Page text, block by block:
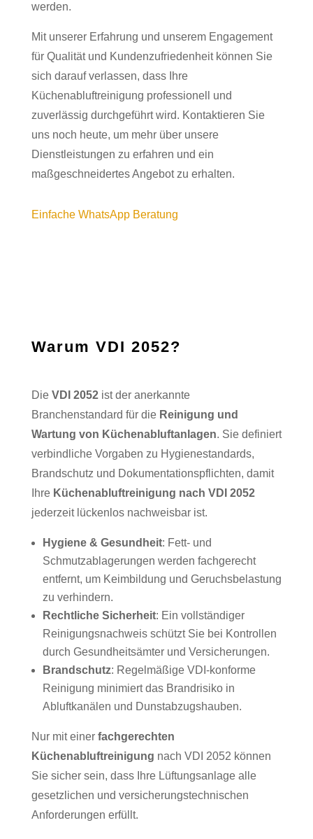
werden.
Mit unserer Erfahrung und unserem Engagement
für Qualität und Kundenzufriedenheit können Sie
sich darauf verlassen, dass Ihre
Küchenabluftreinigung professionell und
zuverlässig durchgeführt wird. Kontaktieren Sie
uns noch heute, um mehr über unsere
Dienstleistungen zu erfahren und ein
maßgeschneidertes Angebot zu erhalten.
Einfache WhatsApp Beratung
Warum VDI 2052?
Die VDI 2052ist der anerkannte
Branchenstandard für die Reinigung und
Wartung von Küchenabluftanlagen. Sie definiert
verbindliche Vorgaben zu Hygienestandards,
Brandschutz und Dokumentationspflichten, damit
Ihre Küchenabluftreinigung nach VDI 2052
jederzeit lückenlos nachweisbar ist.
Hygiene & Gesundheit: Fett- und
Schmutzablagerungen werden fachgerecht
entfernt, um Keimbildung und Geruchsbelastung
zu verhindern.
Rechtliche Sicherheit: Ein vollständiger
Reinigungsnachweis schützt Sie bei Kontrollen
durch Gesundheitsämter und Versicherungen.
Brandschutz: Regelmäßige VDI-konforme
Reinigung minimiert das Brandrisiko in
Abluftkanälen und Dunstabzugshauben.
Nur mit einer fachgerechten
Küchenabluftreinigung nach VDI 2052 können
Sie sicher sein, dass Ihre Lüftungsanlage alle
gesetzlichen und versicherungstechnischen
Anforderungen erfüllt.